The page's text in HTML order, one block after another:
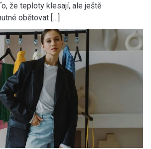
že teploty klesají, ale ještě
obětovat […]